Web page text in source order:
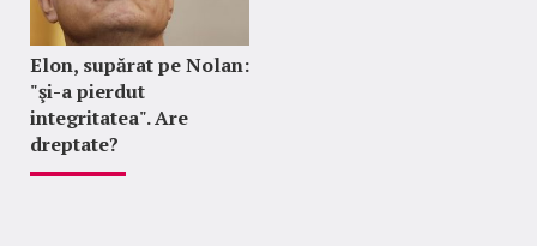
Elon, supărat pe Nolan:
"şi-a pierdut
integritatea". Are
dreptate?